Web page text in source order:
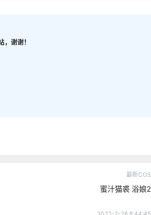
谢谢！
最新COS
蜜汁猫裘 浴娘2
2022-2-28 8:44:45